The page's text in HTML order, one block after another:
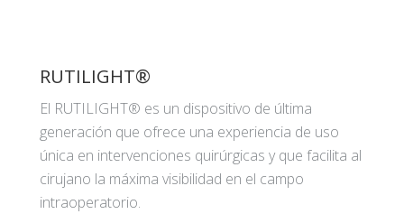
RUTILIGHT®
El RUTILIGHT® es un dispositivo de última
generación que ofrece una experiencia de uso
única en intervenciones quirúrgicas y que facilita al
cirujano la máxima visibilidad en el campo
intraoperatorio.